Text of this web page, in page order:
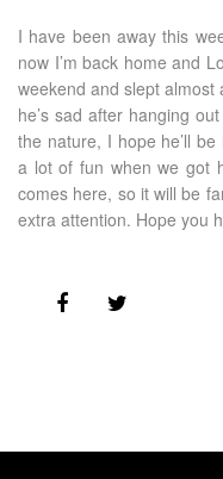
I have been away this
now I’m back home and
weekend and slept
he’s sad after hanging
the nature, I hope he’ll
a lot of fun when we got
comes here, so it will be
extra attention. Hope you